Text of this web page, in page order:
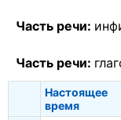
Часть речи:
Часть речи:
Настоящее
время